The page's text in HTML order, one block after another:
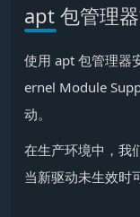
apt 包管理
使用 apt 包管理器
ernel Module
动。
在生产环境中，我
当新驱动未生效时